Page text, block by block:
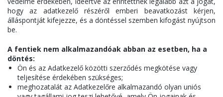
hogy az adatkezelő részéről emberi beavatkozást kérjen,
álláspontját kifejezze, és a döntéssel szemben kifogást nyújtson
be.
A fentiek nem alkalmazandóak abban az esetben, ha a
döntés:
Ön és az Adatkezelő közötti szerződés megkötése vagy
teljesítése érdekében szükséges;
meghozatalát az Adatkezelőre alkalmazandó olyan uniós